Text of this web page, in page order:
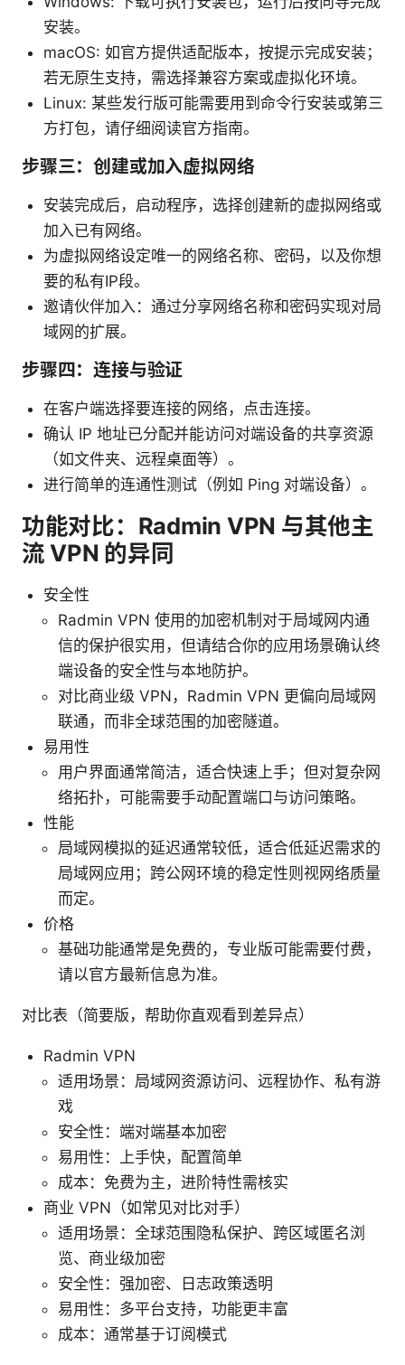
安装。
macOS: 如官方提供适配版本，按提示完成安装；
若无原生支持，需选择兼容方案或虚拟化环境。
Linux: 某些发行版可能需要用到命令行安装或第三
方打包，请仔细阅读官方指南。
步骤三：创建或加入虚拟网络
安装完成后，启动程序，选择创建新的虚拟网络或
加入已有网络。
为虚拟网络设定唯一的网络名称、密码，以及你想
要的私有IP段。
邀请伙伴加入：通过分享网络名称和密码实现对局
域网的扩展。
步骤四：连接与验证
在客户端选择要连接的网络，点击连接。
确认 IP 地址已分配并能访问对端设备的共享资源
（如文件夹、远程桌面等）。
进行简单的连通性测试（例如 Ping 对端设备）。
功能对比：Radmin VPN 与其他主
流 VPN 的异同
安全性
Radmin VPN 使用的加密机制对于局域网内通
信的保护很实用，但请结合你的应用场景确认终
端设备的安全性与本地防护。
对比商业级 VPN，Radmin VPN 更偏向局域网
联通，而非全球范围的加密隧道。
易用性
用户界面通常简洁，适合快速上手；但对复杂网
络拓扑，可能需要手动配置端口与访问策略。
性能
局域网模拟的延迟通常较低，适合低延迟需求的
局域网应用；跨公网环境的稳定性则视网络质量
而定。
价格
基础功能通常是免费的，专业版可能需要付费，
请以官方最新信息为准。
对比表（简要版，帮助你直观看到差异点）
Radmin VPN
适用场景：局域网资源访问、远程协作、私有游
戏
安全性：端对端基本加密
易用性：上手快，配置简单
成本：免费为主，进阶特性需核实
商业 VPN（如常见对比对手）
适用场景：全球范围隐私保护、跨区域匿名浏
览、商业级加密
安全性：强加密、日志政策透明
易用性：多平台支持，功能更丰富
成本：通常基于订阅模式